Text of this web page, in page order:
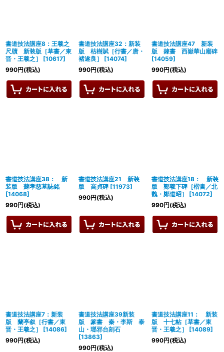
書道技法講座8：王羲之
尺牘 新装版［草書／東
晋・王羲之］
[10617]
990円(税込)
書道技法講座32：新装
版 枯樹賦［行書／唐・
褚遂良］
[14074]
990円(税込)
書道技法講座47 新装
版 隷書 西嶽華山廟碑
[14059]
990円(税込)
書道技法講座38： 新
装版 蘇孝慈墓誌銘
[14068]
990円(税込)
書道技法講座21 新装
版 高貞碑 [11973]
990円(税込)
書道技法講座18： 新装
版 鄭羲下碑［楷書／北
魏・鄭道昭］
[14072]
990円(税込)
書道技法講座7：新装
版 蘭亭叙［行書／東
晋・王羲之］
[14086]
990円(税込)
書道技法講座39新装
版 篆書 秦・李斯 泰
山・瑯邪台刻石
[13863]
990円(税込)
書道技法講座11： 新装
版 十七帖［草書／東
晋・王羲之］
[14089]
990円(税込)